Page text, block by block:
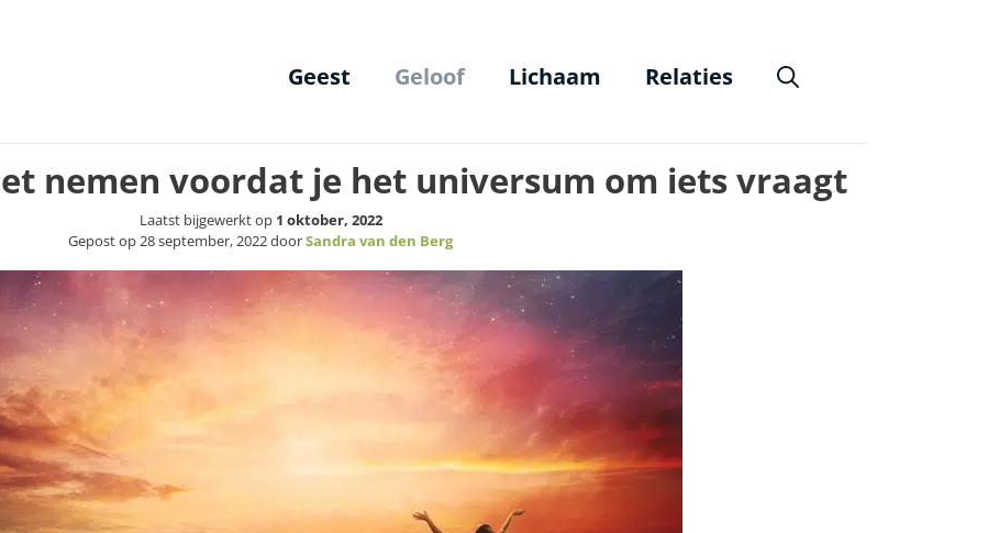
Geest Geloof Lichaam Relaties
nemen voordat je het universum om iets vraagt
Laatst bijgewerkt op 1 oktober, 2022
Gepost op28 september, 2022doorSandra van den Berg